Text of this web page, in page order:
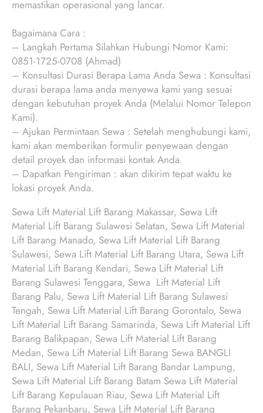
memastikan operasional yang lancar.
Bagaimana Cara :
– Langkah Pertama Silahkan Hubungi Nomor Kami:
0851-1725-0708 (Ahmad)
– Konsultasi Durasi Berapa Lama Anda Sewa : Konsultasi
durasi berapa lama anda menyewa kami yang sesuai
dengan kebutuhan proyek Anda (Melalui Nomor Telepon
Kami).
– Ajukan Permintaan Sewa : Setelah menghubungi kami,
kami akan memberikan formulir penyewaan dengan
detail proyek dan informasi kontak Anda.
– Dapatkan Pengiriman : akan dikirim tepat waktu ke
lokasi proyek Anda.
Sewa Lift Material Lift Barang Makassar, Sewa Lift
Material Lift Barang Sulawesi Selatan, Sewa Lift Material
Lift Barang Manado, Sewa Lift Material Lift Barang
Sulawesi, Sewa Lift Material Lift Barang Utara, Sewa Lift
Material Lift Barang Kendari, Sewa Lift Material Lift
Barang Sulawesi Tenggara, Sewa Lift Material Lift
Barang Palu, Sewa Lift Material Lift Barang Sulawesi
Tengah, Sewa Lift Material Lift Barang Gorontalo, Sewa
Lift Material Lift Barang Samarinda, Sewa Lift Material Lift
Barang Balikpapan, Sewa Lift Material Lift Barang
Medan, Sewa Lift Material Lift Barang Sewa BANGLI
BALI, Sewa Lift Material Lift Barang Bandar Lampung,
Sewa Lift Material Lift Barang Batam Sewa Lift Material
Lift Barang Kepulauan Riau, Sewa Lift Material Lift
Barang Pekanbaru, Sewa Lift Material Lift Barang